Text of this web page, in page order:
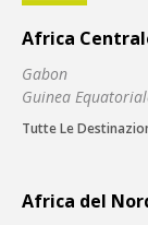
Africa
Gabon
Guinea
Tutte Le
Africa del